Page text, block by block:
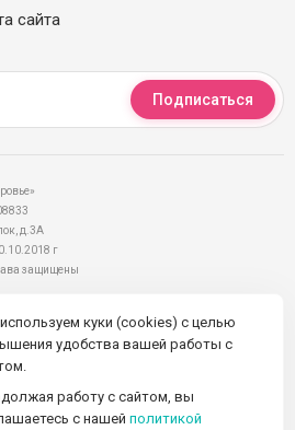
сайта
Подписаться
д.3А
г
защищены
куки (cookies) с целью
удобства вашей работы с
работу с сайтом, вы
с нашей политикой